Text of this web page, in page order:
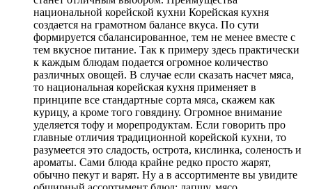
национальной корейской кухни Корейская кухня
создается на грамотном балансе вкуса. По сути
формируется сбалансированное, тем не менее вместе с
тем вкусное питание. Так к примеру здесь практически
к каждым блюдам подается огромное количество
различных овощей. В случае если сказать насчет мяса,
то национальная корейская кухня применяет в
принципе все стандартные сорта мяса, скажем как
курицу, а кроме того говядину. Огромное внимание
уделяется тофу и морепродуктам. Если говорить про
главные отличия традиционной корейской кухни, то
разумеется это сладость, острота, кислинка, соленость и
ароматы. Сами блюда крайне редко просто жарят,
обычно пекут и варят. Ну а в ассортименте вы увидите